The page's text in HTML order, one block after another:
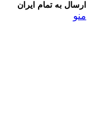
ارسال به تمام ایران
منو